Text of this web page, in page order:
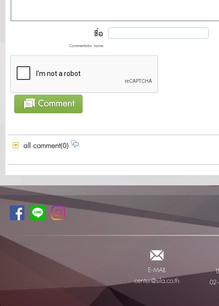
ชื่อ
Commentator name
all comment(0)
E-MAIL
center@sila.co.th